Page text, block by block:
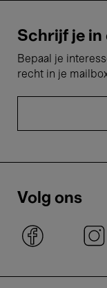
Schrijf je in
Bepaal je
recht in je
Volg ons